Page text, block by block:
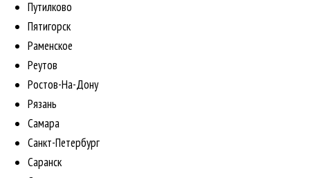
Путилково
Пятигорск
Раменское
Реутов
Ростов-На-Дону
Рязань
Самара
Санкт-Петербург
Саранск